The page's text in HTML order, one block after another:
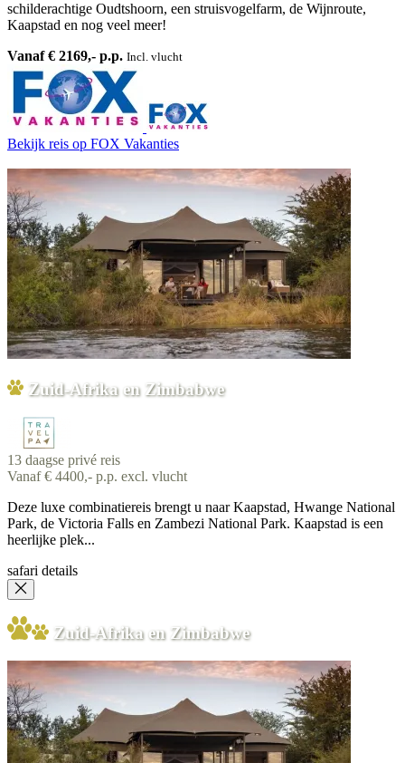
schilderachtige Oudtshoorn, een struisvogelfarm, de Wijnroute,
Kaapstad en nog veel meer!
Vanaf € 2169,- p.p. Incl. vlucht
Bekijk reis op FOX Vakanties
Zuid-Afrika en Zimbabwe
13 daagse privé reis
Vanaf € 4400,- p.p. excl. vlucht
Deze luxe combinatiereis brengt u naar Kaapstad, Hwange National
Park, de Victoria Falls en Zambezi National Park. Kaapstad is een
heerlijke plek...
safari details
Zuid-Afrika en Zimbabwe